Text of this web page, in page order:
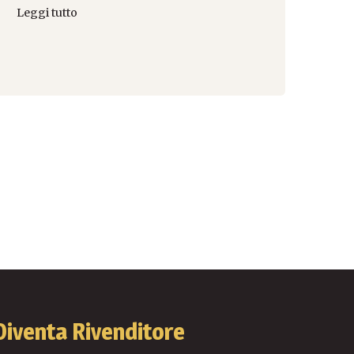
Leggi tutto
Rivenditore